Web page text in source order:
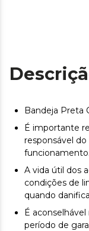
Bandeja Preta
É importante
responsável
funcionamento.
A vida útil dos
condições de
quando
É
período de